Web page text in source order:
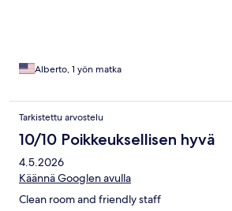
Alberto, 1 yön matka
Tarkistettu arvostelu
10/10 Poikkeuksellisen hyvä
4.5.2026
Käännä Googlen avulla
Clean room and friendly staff